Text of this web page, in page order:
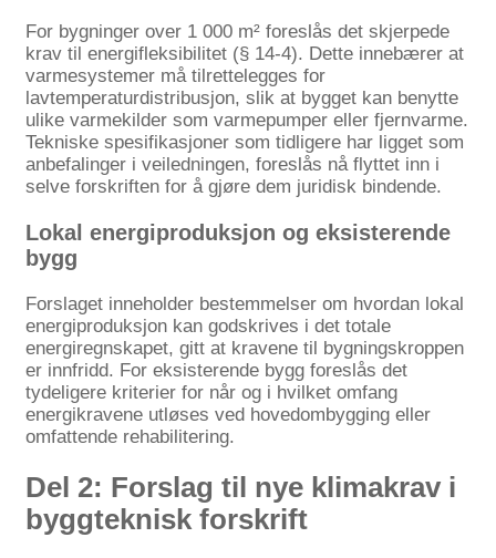
For bygninger over 1 000 m² foreslås det skjerpede
krav til energifleksibilitet (§ 14-4). Dette innebærer at
varmesystemer må tilrettelegges for
lavtemperaturdistribusjon, slik at bygget kan benytte
ulike varmekilder som varmepumper eller fjernvarme.
Tekniske spesifikasjoner som tidligere har ligget som
anbefalinger i veiledningen, foreslås nå flyttet inn i
selve forskriften for å gjøre dem juridisk bindende.
Lokal energiproduksjon og eksisterende
bygg
Forslaget inneholder bestemmelser om hvordan lokal
energiproduksjon kan godskrives i det totale
energiregnskapet, gitt at kravene til bygningskroppen
er innfridd. For eksisterende bygg foreslås det
tydeligere kriterier for når og i hvilket omfang
energikravene utløses ved hovedombygging eller
omfattende rehabilitering.
Del 2: Forslag til nye klimakrav i
byggteknisk forskrift